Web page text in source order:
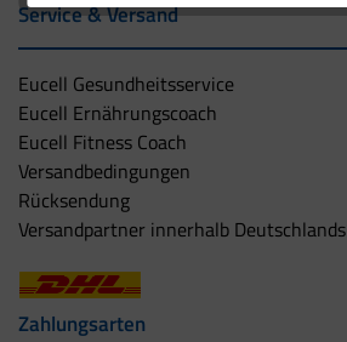
Service & Versand
Eucell Gesundheitsservice
Eucell Ernährungscoach
Eucell Fitness Coach
Versandbedingungen
Rücksendung
Versandpartner innerhalb Deutschlands
Zahlungsarten